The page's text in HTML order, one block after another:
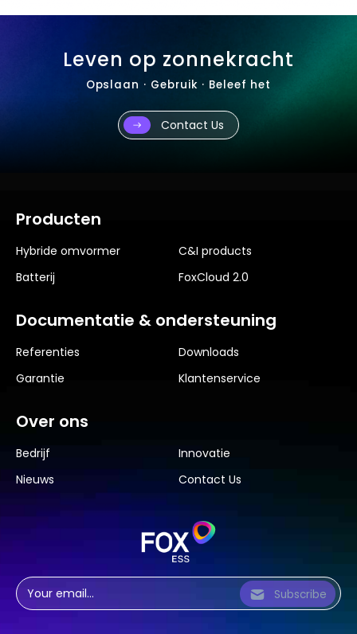
Leven op zonnekracht
Opslaan · Gebruik · Beleef het
Contact Us
Subscribe
Producten
Hybride omvormer
C&I products
Batterij
FoxCloud 2.0
Documentatie & ondersteuning
Referenties
Downloads
Garantie
Klantenservice
Over ons
Bedrijf
Innovatie
Nieuws
Contact Us